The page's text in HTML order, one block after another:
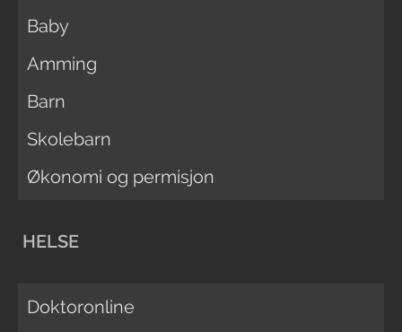
Baby
Amming
Barn
Skolebarn
Økonomi og permisjon
HELSE
Doktoronline